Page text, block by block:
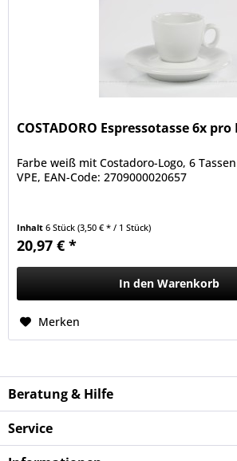
COSTADORO Espressotasse 6x
Farbe weiß mit Costadoro-Logo, 6
VPE, EAN-Code: 2709000020657
Inhalt6 Stück(3,50 € * / 1 Stück)
20,97 € *
In den Warenkorb
Merken
Beratung & Hilfe
Service